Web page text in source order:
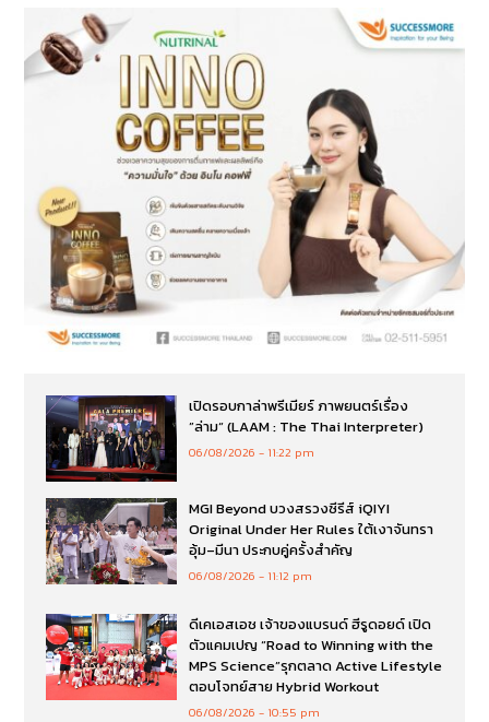
เปิดรอบกาล่าพรีเมียร์ ภาพยนตร์เรื่อง
”ล่าม“ (LAAM : The Thai Interpreter)
06/08/2026 11:22 pm
MGI Beyond บวงสรวงซีรีส์ iQIYI
Original Under Her Rules ใต้เงาจันทรา
อุ้ม–มีนา ประกบคู่ครั้งสำคัญ
06/08/2026 11:12 pm
ดีเคเอสเอช เจ้าของแบรนด์ ฮีรูดอยด์ เปิด
ตัวแคมเปญ “Road to Winning with the
MPS Science”รุกตลาด Active Lifestyle
ตอบโจทย์สาย Hybrid Workout
06/08/2026 10:55 pm